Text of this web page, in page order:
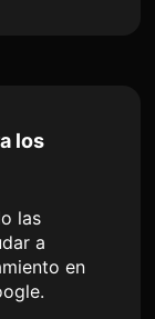
los
las
a
en